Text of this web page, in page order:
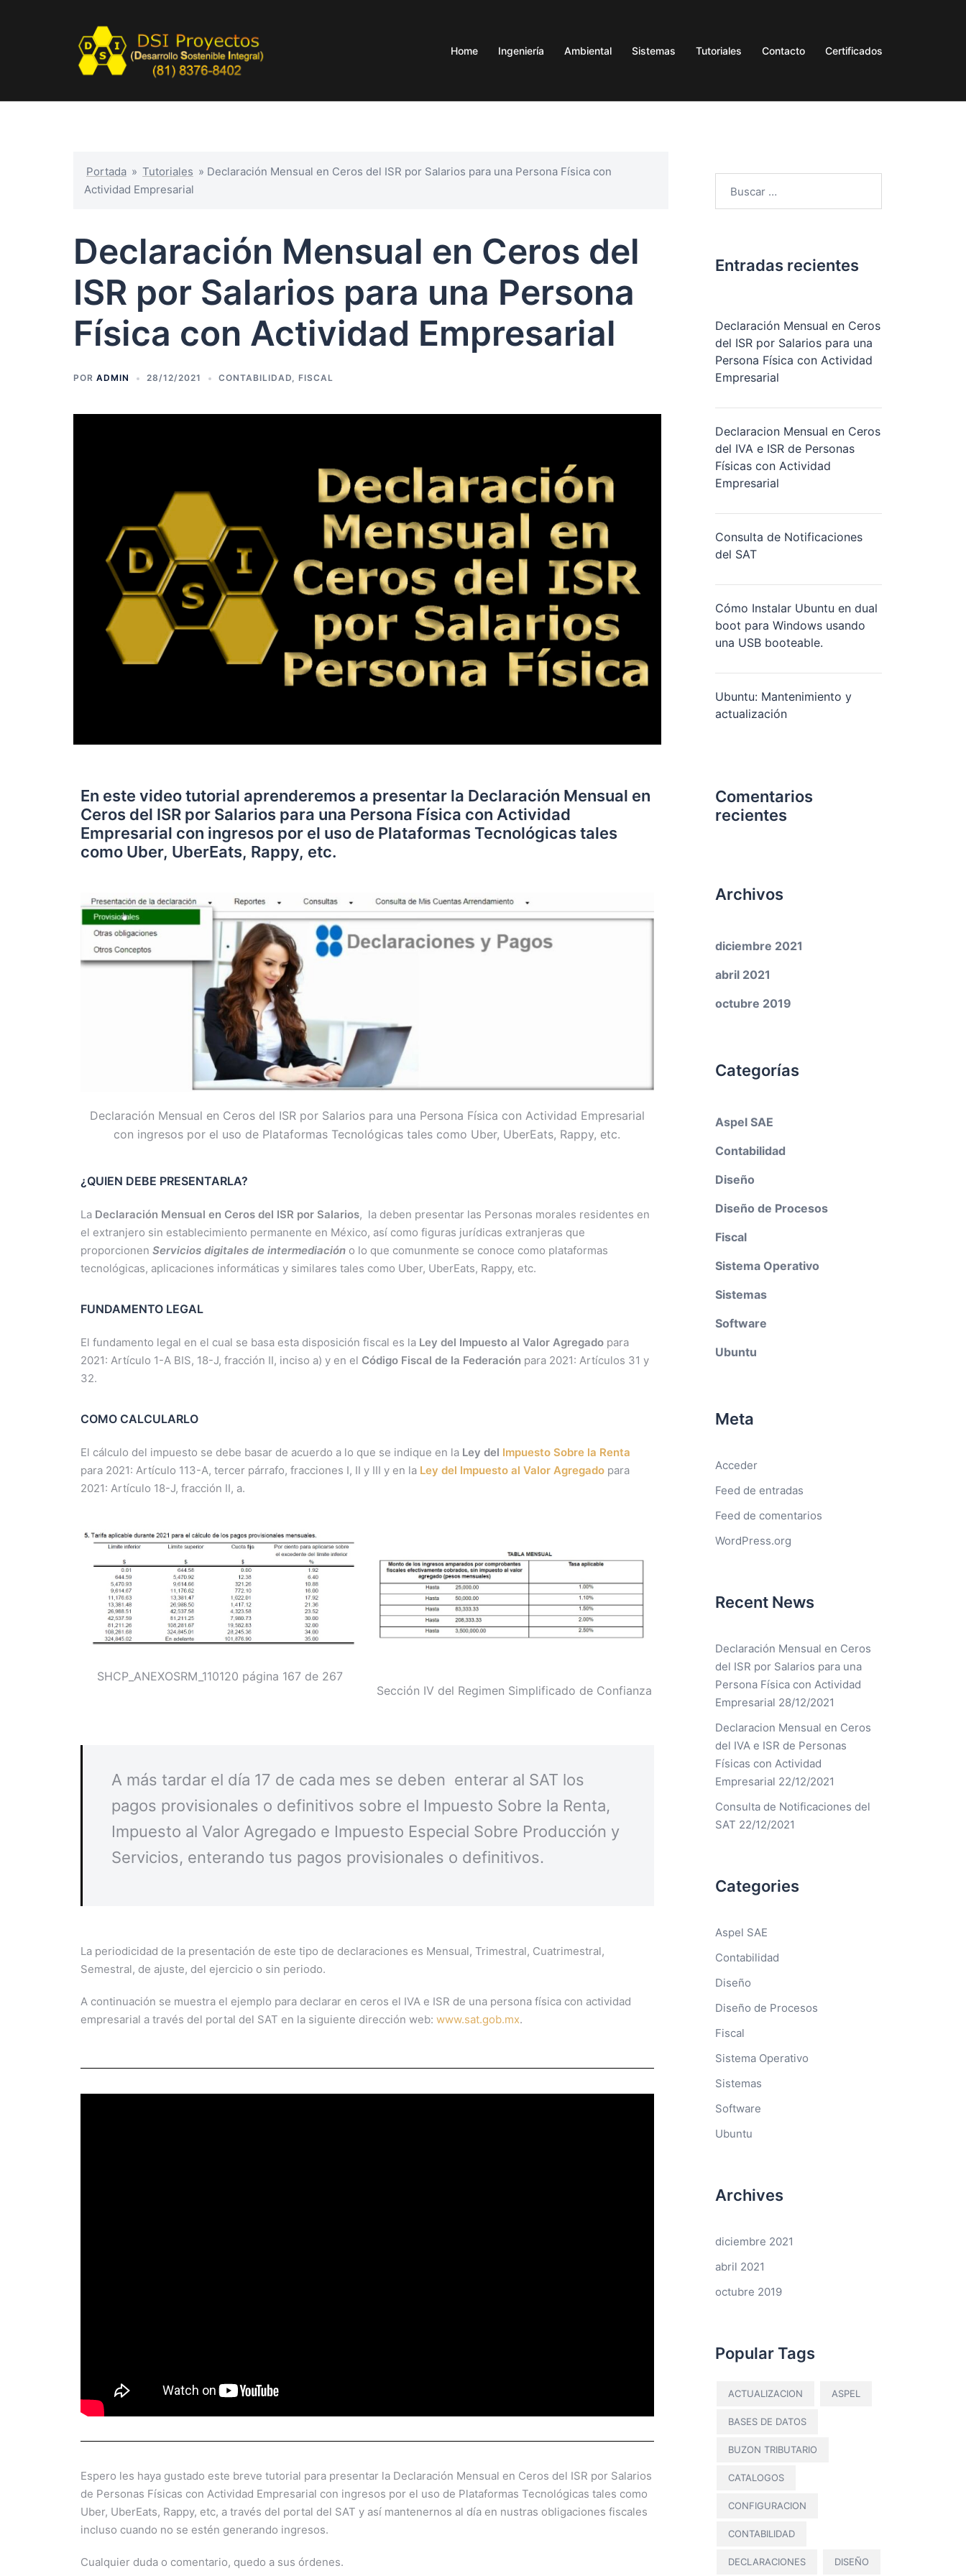
Home Ingeniería Ambiental Sistemas Tutoriales Contacto Certificados
Portada » Tutoriales » Declaración Mensual en Ceros del ISR por Salarios para una Persona Física con
Actividad Empresarial
Declaración Mensual en Ceros del
ISR por Salarios para una Persona
Física con Actividad Empresarial
POR ADMIN 28/12/2021 CONTABILIDAD, FISCAL
En este video tutorial aprenderemos a presentar la Declaración Mensual en
Ceros del ISR por Salarios para una Persona Física con Actividad
Empresarial con ingresos por el uso de Plataformas Tecnológicas tales
como Uber, UberEats, Rappy, etc.
Declaración Mensual en Ceros del ISR por Salarios para una Persona Física con Actividad Empresarial
con ingresos por el uso de Plataformas Tecnológicas tales como Uber, UberEats, Rappy, etc.
¿QUIEN DEBE PRESENTARLA?
La Declaración Mensual en Ceros del ISR por Salarios, la deben presentar las Personas morales residentes en
el extranjero sin establecimiento permanente en México, así como figuras jurídicas extranjeras que
proporcionen Servicios digitales de intermediación o lo que comunmente se conoce como plataformas
tecnológicas, aplicaciones informáticas y similares tales como Uber, UberEats, Rappy, etc.
FUNDAMENTO LEGAL
El fundamento legal en el cual se basa esta disposición fiscal es la Ley del Impuesto al Valor Agregado para
2021: Artículo 1-A BIS, 18-J, fracción II, inciso a) y en el Código Fiscal de la Federación para 2021: Artículos 31 y
32.
COMO CALCULARLO
El cálculo del impuesto se debe basar de acuerdo a lo que se indique en la Ley del Impuesto Sobre la Renta
para 2021: Artículo 113-A, tercer párrafo, fracciones I, II y III y en la Ley del Impuesto al Valor Agregado para
2021: Artículo 18-J, fracción II, a.
SHCP_ANEXOSRM_110120 página 167 de 267
Sección IV del Regimen Simplificado de Confianza
A más tardar el día 17 de cada mes se deben enterar al SAT los
pagos provisionales o definitivos sobre el Impuesto Sobre la Renta,
Impuesto al Valor Agregado e Impuesto Especial Sobre Producción y
Servicios, enterando tus pagos provisionales o definitivos.
La periodicidad de la presentación de este tipo de declaraciones es Mensual, Trimestral, Cuatrimestral,
Semestral, de ajuste, del ejercicio o sin periodo.
A continuación se muestra el ejemplo para declarar en ceros el IVA e ISR de una persona física con actividad
empresarial a través del portal del SAT en la siguiente dirección web: www.sat.gob.mx.
Espero les haya gustado este breve tutorial para presentar la Declaración Mensual en Ceros del ISR por Salarios
de Personas Físicas con Actividad Empresarial con ingresos por el uso de Plataformas Tecnológicas tales como
Uber, UberEats, Rappy, etc, a través del portal del SAT y así mantenernos al día en nustras obligaciones fiscales
incluso cuando no se estén generando ingresos.
Cualquier duda o comentario, quedo a sus órdenes.
Entradas recientes
Declaración Mensual en Ceros
del ISR por Salarios para una
Persona Física con Actividad
Empresarial
Declaracion Mensual en Ceros
del IVA e ISR de Personas
Físicas con Actividad
Empresarial
Consulta de Notificaciones
del SAT
Cómo Instalar Ubuntu en dual
boot para Windows usando
una USB booteable.
Ubuntu: Mantenimiento y
actualización
Comentarios
recientes
Archivos
diciembre 2021
abril 2021
octubre 2019
Categorías
Aspel SAE
Contabilidad
Diseño
Diseño de Procesos
Fiscal
Sistema Operativo
Sistemas
Software
Ubuntu
Meta
Acceder
Feed de entradas
Feed de comentarios
WordPress.org
Recent News
Declaración Mensual en Ceros
del ISR por Salarios para una
Persona Física con Actividad
Empresarial 28/12/2021
Declaracion Mensual en Ceros
del IVA e ISR de Personas
Físicas con Actividad
Empresarial 22/12/2021
Consulta de Notificaciones del
SAT 22/12/2021
Categories
Aspel SAE
Contabilidad
Diseño
Diseño de Procesos
Fiscal
Sistema Operativo
Sistemas
Software
Ubuntu
Archives
diciembre 2021
abril 2021
octubre 2019
Popular Tags
ACTUALIZACION ASPEL
BASES DE DATOS
BUZON TRIBUTARIO
CATALOGOS
CONFIGURACION
CONTABILIDAD
DECLARACIONES DISEÑO